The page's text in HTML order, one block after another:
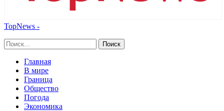
TopNews -
Главная
В мире
Граница
Общество
Погода
Экономика